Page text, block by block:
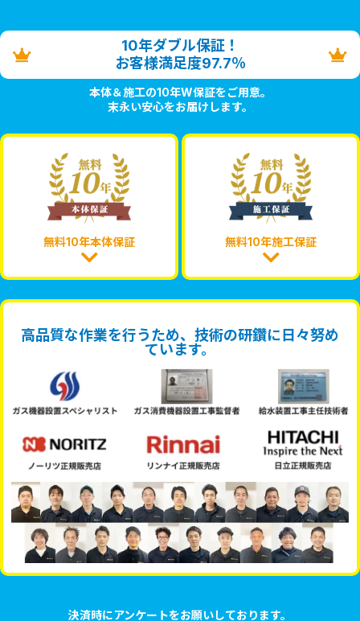
10年ダブル保証！
お客様満足度97.7％
本体＆施工の10年W保証をご用意。
末永い安心をお届けします。
無料10年本体保証 無料10年施工保証
高品質な作業を行うため、技術の研鑽に日々努め
ています。
決済時にアンケートをお願いしております。